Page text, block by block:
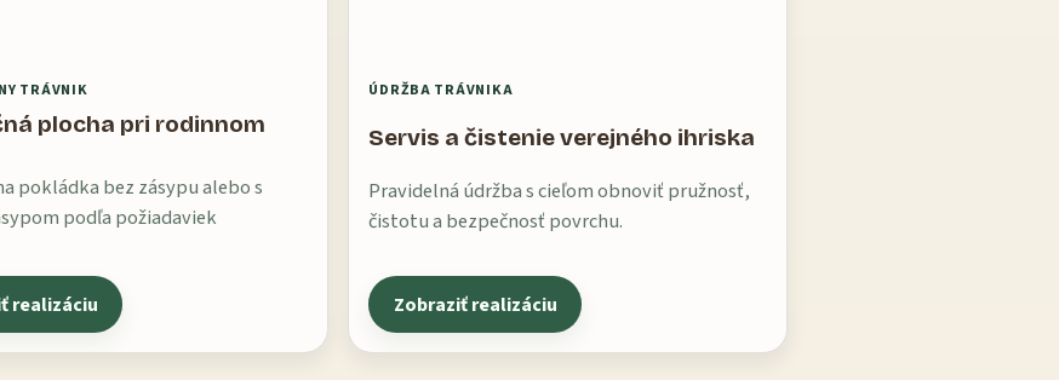
TRÁVNIK
plocha pri rodinnom
pokládka bez zásypu alebo s
podľa požiadaviek
realizáciu
ÚDRŽBA TRÁVNIKA
Servis a čistenie verejného ihriska
Pravidelná údržba s cieľom obnoviť pružnosť,
čistotu a bezpečnosť povrchu.
Zobraziť realizáciu